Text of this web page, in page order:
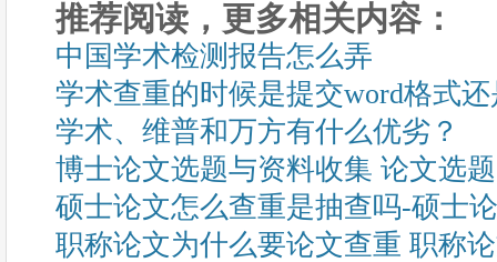
推荐阅读，更多相关内容：
中国学术检测报告怎么弄
学术查重的时候是提交word格式还
学术、维普和万方有什么优劣？
博士论文选题与资料收集 论文选
硕士论文怎么查重是抽查吗-硕士
职称论文为什么要论文查重 职称